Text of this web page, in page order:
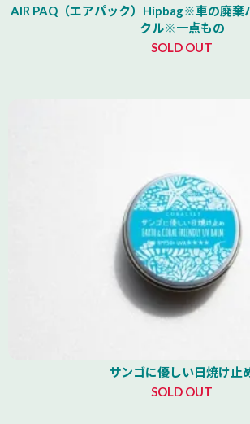
AIR PAQ（エアパック）Hipbag※車の廃棄
クル※一点もの
SOLD OUT
サンゴに優しい日焼け止
SOLD OUT